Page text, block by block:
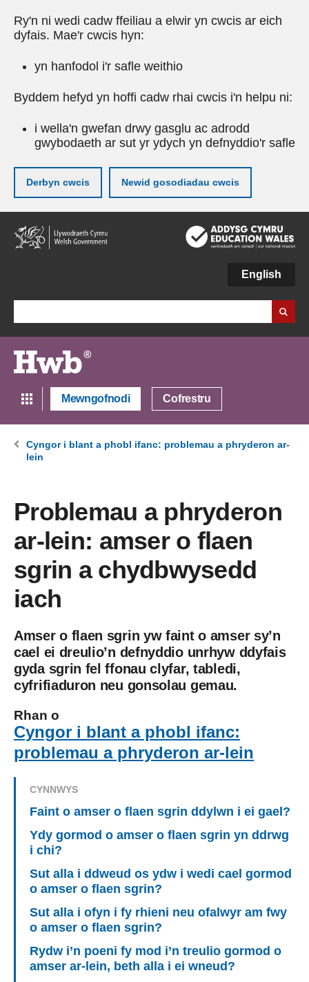
Ry'n ni wedi cadw ffeiliau a elwir yn cwcis ar eich
dyfais. Mae'r cwcis hyn:
yn hanfodol i'r safle weithio
Byddem hefyd yn hoffi cadw rhai cwcis i'n helpu ni:
i wella'n gwefan drwy gasglu ac adrodd
gwybodaeth ar sut yr ydych yn defnyddio'r safle
Derbyn cwcis Newid gosodiadau cwcis
Neidio
i'r
prif
English
Mewngofnodi Cofrestru
Cyngor i blant a phobl ifanc: problemau a phryderon ar-
lein
Problemau a phryderon
ar-lein: amser o flaen
sgrin a chydbwysedd
iach
Amser o flaen sgrin yw faint o amser sy’n
cael ei dreulio’n defnyddio unrhyw ddyfais
gyda sgrin fel ffonau clyfar, tabledi,
cyfrifiaduron neu gonsolau gemau.
Rhan o
Cyngor i blant a phobl ifanc:
problemau a phryderon ar-lein
CYNNWYS
Faint o amser o flaen sgrin ddylwn i ei gael?
Ydy gormod o amser o flaen sgrin yn ddrwg
i chi?
Sut alla i ddweud os ydw i wedi cael gormod
o amser o flaen sgrin?
Sut alla i ofyn i fy rhieni neu ofalwyr am fwy
o amser o flaen sgrin?
Rydw i’n poeni fy mod i’n treulio gormod o
amser ar-lein, beth alla i ei wneud?